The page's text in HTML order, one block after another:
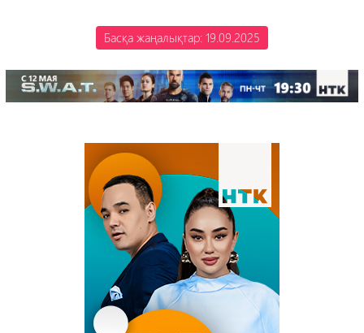
Басқа жаңалықтар: 19.09.2025